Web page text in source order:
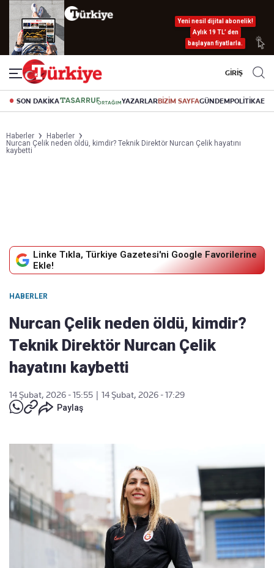
Yeni nesil dijital abonelik!
Aylık 19 TL’ den
başlayan fiyatlarla.
GİRİŞ
SON DAKİKA YAZARLARBİZİM SAYFAGÜNDEMPOLİTİKA
Haberler
Haberler
Nurcan Çelik neden öldü, kimdir? Teknik Direktör Nurcan Çelik hayatını
kaybetti
Linke Tıkla, Türkiye Gazetesi'ni Google Favorilerine
Ekle!
HABERLER
Nurcan Çelik neden öldü, kimdir?
Teknik Direktör Nurcan Çelik
hayatını kaybetti
14 Şubat, 2026 - 15:55
14 Şubat, 2026 - 17:29
Paylaş